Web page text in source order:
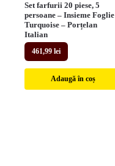
Set farfurii 20 piese, 5
persoane – Insieme Foglie
Turquoise – Porțelan
Italian
461,99 lei
Adaugă în coș